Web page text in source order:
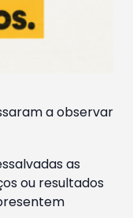
a observar
as
ou resultados